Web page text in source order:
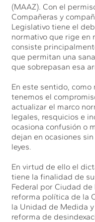
(MAAZ). Con el
Compañeras y
Legislativo tiene el
normativo que rige en
consiste
que permitan una
que sobrepasan esa
En este sentido,
tenemos el
actualizar el marco
legales, resquicios e
ocasiona confusión o
dejan en ocasiones
leyes.
En virtud de ello el
tiene la finalidad de
Federal por Ciudad
reforma política de la
la Unidad de Medida
reforma de